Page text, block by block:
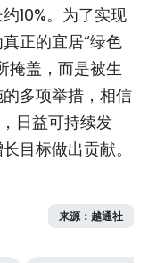
10%。为了实现
正的宜居“绿色
掩盖，而是被生
多项举措，相信
日益可持续发
目标做出贡献。
来源：越通社